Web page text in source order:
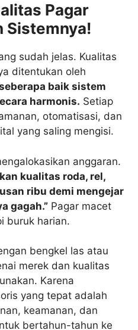
Pagar
Sistemnya!
sudah jelas. Kualitas
ditentukan oleh
baik sistem
harmonis. Setiap
otomatisasi, dan
yang saling mengisi.
anggaran.
kualitas roda, rel,
ribu demi mengejar
gagah.” Pagar macet
buruk harian.
bengkel las atau
merek dan kualitas
Karena
yang tepat adalah
keamanan, dan
bertahun-tahun ke